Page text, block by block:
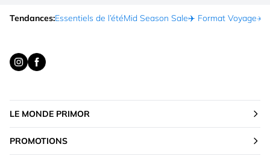
Tendances:Essentiels de l’étéMid Season Sale✈️ Format Voyage☀️
LE MONDE PRIMOR
PROMOTIONS